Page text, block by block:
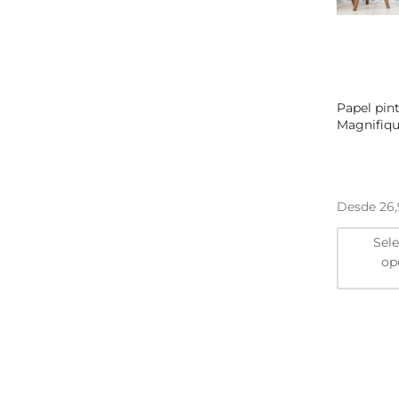
Papel
Desde